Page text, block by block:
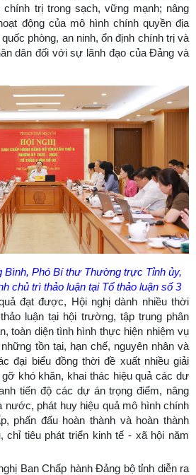
trị trong sạch, vững mạnh; nâng
động của mô hình chính quyền địa
phòng, an ninh, ổn định chính trị và
dân đối với sự lãnh đạo của Đảng và
Phó Bí thư Thường trực Tỉnh ủy,
chủ trì thảo luận tại Tổ thảo luận số 3
đạt được, Hội nghị dành nhiều thời
luận tại hội trường, tập trung phân
toàn diện tình hình thực hiện nhiệm vụ
tồn tại, hạn chế, nguyên nhân và
đại biểu đồng thời đề xuất nhiều giải
khó khăn, khai thác hiệu quả các dư
tiến độ các dự án trọng điểm, nâng
nước, phát huy hiệu quả mô hình chính
phấn đấu hoàn thành và hoàn thành
tiêu phát triển kinh tế - xã hội năm
Ban Chấp hành Đảng bộ tỉnh diễn ra